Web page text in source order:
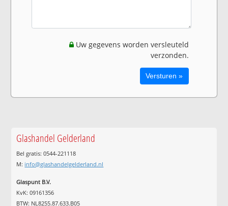
Uw gegevens worden versleuteld
verzonden.
Glashandel Gelderland
Bel gratis: 0544-221118
M: info@glashandelgelderland.nl
Glaspunt B.V.
KvK: 09161356
BTW: NL8255.87.633.B05